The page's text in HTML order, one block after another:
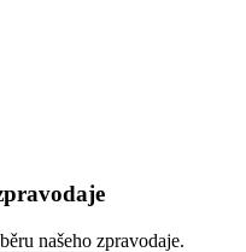
našeho zpravodaje.